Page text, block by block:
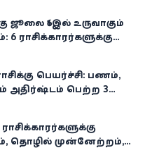
ஜூலை 16இல் உருவாகும்
ராசிக்காரர்களுக்கு
பெயர்ச்சி: பணம்,
அதிர்ஷ்டம் பெற்ற 3
தொழில் முன்னேற்றம்,